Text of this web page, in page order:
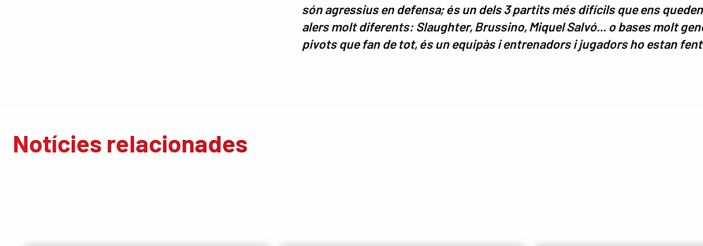
són agressius en defensa; és un dels 3 partits més difícils que ens
alers molt diferents: Slaughter, Brussino, Miquel Salvó... o bases molt
pivots que fan de tot, és un equipàs i entrenadors i jugadors ho estan
Notícies relacionades